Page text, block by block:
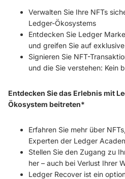
Verwalten Sie Ihre NFTs
Ledger-Ökosystems
Entdecken Sie Ledger
und greifen Sie auf
Signieren Sie NFT-
und die Sie verstehen: Kein
Entdecken Sie das Erlebnis mit
Ökosystem beitreten*
Erfahren Sie mehr über
Experten der Ledger
Stellen Sie den Zugang zu
her – auch bei Verlust Ihrer
Ledger Recover ist ein